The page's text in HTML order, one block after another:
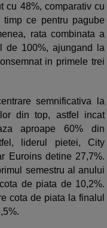
cu 48%, comparativ cu
ce pentru pagube
rata combinata a
de 100%, ajungand la
in primele trei
semnificativa la
din top, astfel incat
aproape 60% din
liderul pietei, City
Euroins detine 27,7%.
semestru al anului
de piata de 10,2%.
cota de piata la finalul